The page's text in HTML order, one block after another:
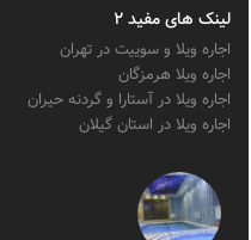
لینک های مفید 2
اجاره ویلا و سوییت در تهران
اجاره ویلا هرمزگان
اجاره ویلا در آستارا و گردنه حیران
اجاره ویلا در استان گیلان